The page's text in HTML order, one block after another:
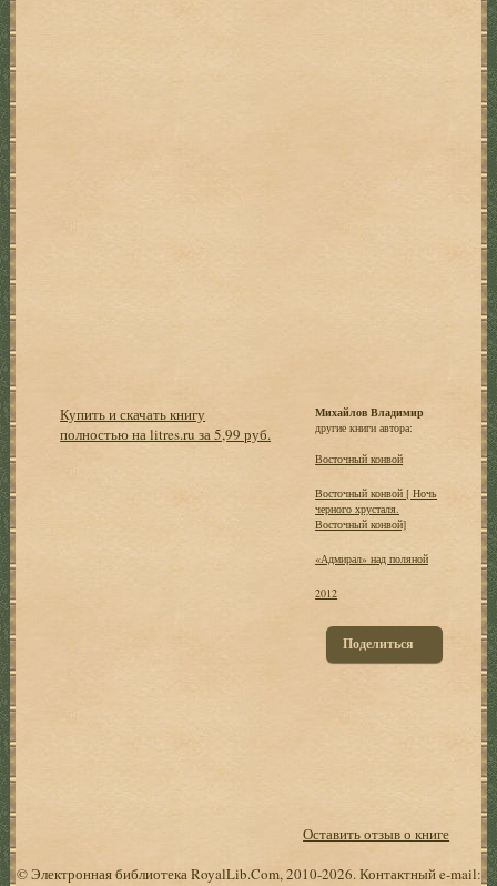
Купить и скачать книгу
полностью на litres.ru за 5,99 руб.
Михайлов Владимир
другие книги автора:
Восточный конвой
Восточный конвой [ Ночь
черного хрусталя.
Восточный конвой]
«Адмирал» над поляной
2012
Поделиться
Оставить отзыв о книге
© Электронная библиотека RoyalLib.Com, 2010-2026. Контактный e-mail: